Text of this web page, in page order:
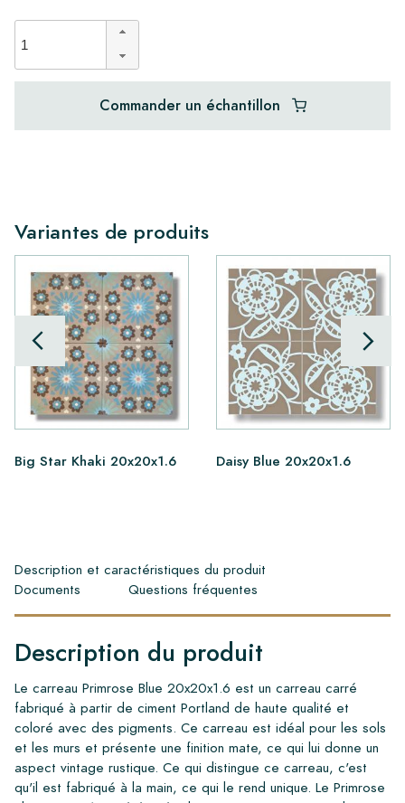
Commander un échantillon
Variantes de produits
Big Star Khaki 20x20x1.6 Daisy Blue 20x20x1.6
Description et caractéristiques du produit
Documents
Questions fréquentes
Description du produit
Le carreau Primrose Blue 20x20x1.6 est un carreau carré
fabriqué à partir de ciment Portland de haute qualité et
coloré avec des pigments. Ce carreau est idéal pour les sols
et les murs et présente une finition mate, ce qui lui donne un
aspect vintage rustique. Ce qui distingue ce carreau, c'est
qu'il est fabriqué à la main, ce qui le rend unique. Le Primrose